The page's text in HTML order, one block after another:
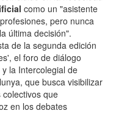
como un "asistente
pero nunca
última decisión".
de la segunda edición
el foro de diálogo
y la Intercolegial de
que busca visibilizar
que
en los debates